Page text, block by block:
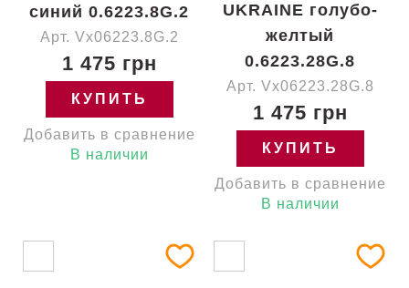
синий 0.6223.8G.2
Арт. Vx06223.8G.2
1 475 грн
КУПИТЬ
Добавить в сравнение
В наличии
UKRAINE голубо-
желтый
0.6223.28G.8
Арт. Vx06223.28G.8
1 475 грн
КУПИТЬ
Добавить в сравнение
В наличии